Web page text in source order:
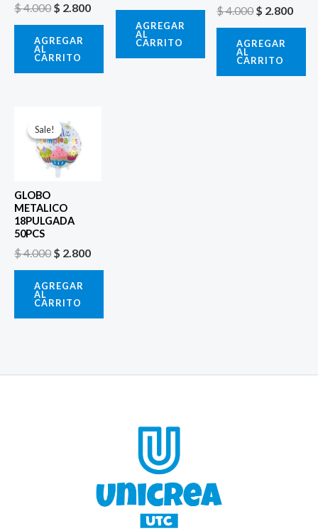
$4.000 $ 2.800
AGREGAR
AL
CARRITO
AGREGAR
AL
CARRITO
$4.000$ 2.800
AGREGAR
AL
CARRITO
Sale!
Sale!
GLOBO
METALICO
18PULGADA
50PCS
$4.000
precio
original
era:
$ 4.000.
$ 2.800
AGREGAR
AL
CARRITO